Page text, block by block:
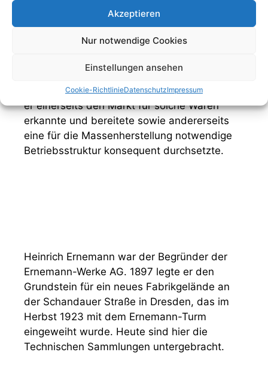
Akzeptieren
Nur notwendige Cookies
Einstellungen ansehen
Cookie-RichtlinieDatenschutzImpressum
Firmen zu national wie international
geachteten Branchenakteuren führten. Als
geistiger, finanzieller und organisatorischer
Ernemann die industrielle Foto- und
Filmgerätefabrikation in Deutschland, indem
er einerseits den Markt für solche Waren
erkannte und bereitete sowie andererseits
eine für die Massenherstellung notwendige
Betriebsstruktur konsequent durchsetzte.
Heinrich Ernemann war der Begründer der
Ernemann-Werke AG. 1897 legte er den
Grundstein für ein neues Fabrikgelände an
der Schandauer Straße in Dresden, das im
Herbst 1923 mit dem Ernemann-Turm
eingeweiht wurde. Heute sind hier die
Technischen Sammlungen untergebracht.